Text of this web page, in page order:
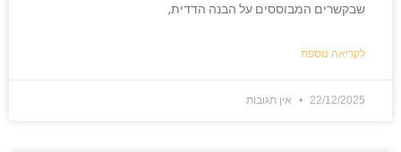
שבקשרים המבוססים על הבנה הדדית,
לקריאה נוספת
22/12/2025 אין תגובות